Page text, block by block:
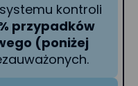
kontroli
przypadków
(poniżej